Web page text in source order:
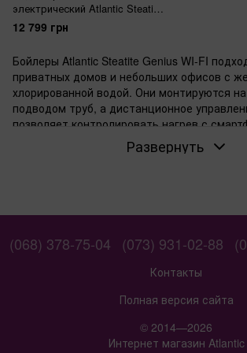
электрический Atlantic Steatite
Genius WI-FI VM 080 D400S-
3E-CW
12 799 грн
Бойлеры Atlantic Steatite Genius WI-FI
приватных домов и небольших офисов с
хлорированной водой. Они монтируются
подводом труб, а дистанционное
позволяет контролировать нагрев с
Когда нужен бойлер с Wi-Fi
точный контроль нагрева до заданного
берут 100 л.
Для каких условий подходит
Сухой ТЭН не соприкасается с водой.
элементе нагрева. Ресурс увеличивается в
сравнению с мокрым ТЭНом. Это
воде или частой замене хлорированной.
Развернуть
(068) 378-75-04 (073) 931-02-88
Контакты
Полная версия сайта
© 2014—2026
Интернет магазин Atlantic